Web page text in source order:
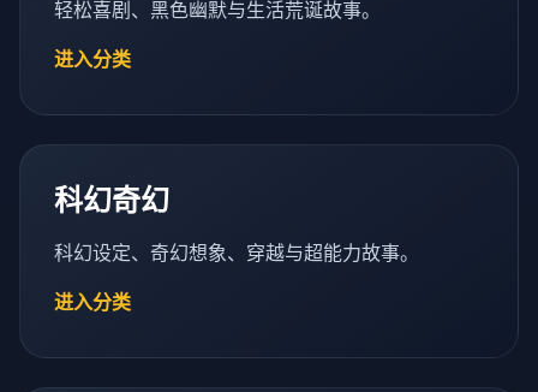
轻松喜剧、黑色幽默与生活荒诞故事。
进入分类
科幻奇幻
科幻设定、奇幻想象、穿越与超能力故事。
进入分类